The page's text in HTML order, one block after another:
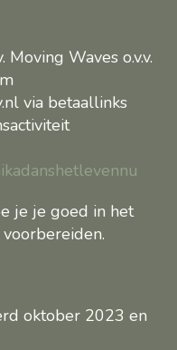
Waves o.v.v.
via betaallinks
je je goed in het
oktober 2023 en